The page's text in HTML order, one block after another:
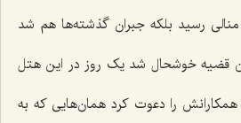
رسید بلکه جبران گذشته‌ها هم شد
قضیه خوشحال شد یک روز در این هتل
را دعوت کرد همان‌هایی که به